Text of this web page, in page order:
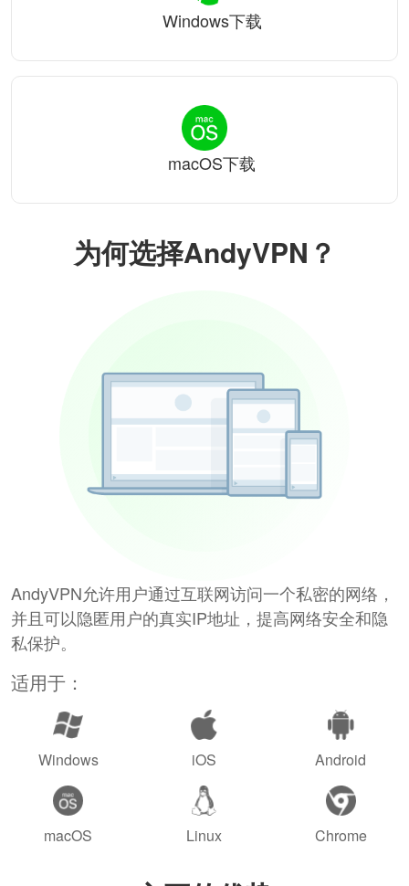
为何选择AndyVPN？
AndyVPN允许用户通过互联网访问一个私密的网络，
并且可以隐匿用户的真实IP地址，提高网络安全和隐
私保护。
适用于：
Windows iOS Android
macOS Linux Chrome
Windows下载
macOS下载